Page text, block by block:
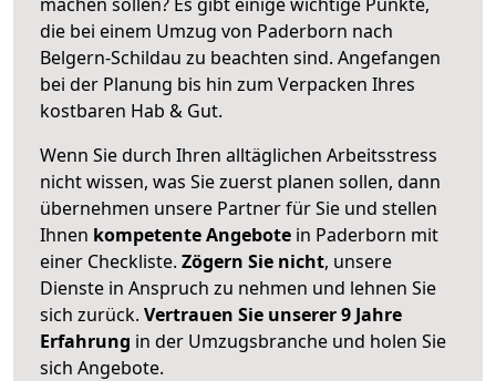
die bei einem Umzug von Paderborn nach
Belgern-Schildau zu beachten sind. Angefangen
bei der Planung bis hin zum Verpacken Ihres
kostbaren Hab & Gut.
Wenn Sie durch Ihren alltäglichen Arbeitsstress
nicht wissen, was Sie zuerst planen sollen, dann
übernehmen unsere Partner für Sie und stellen
Ihnen kompetente Angebote in Paderborn mit
einer Checkliste. Zögern Sie nicht, unsere
Dienste in Anspruch zu nehmen und lehnen Sie
sich zurück. Vertrauen Sie unserer 9 Jahre
Erfahrung in der Umzugsbranche und holen Sie
sich Angebote.